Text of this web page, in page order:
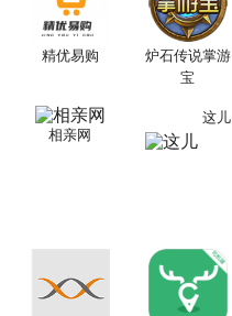
精优易购
炉石传说掌游
宝
相亲网
这儿